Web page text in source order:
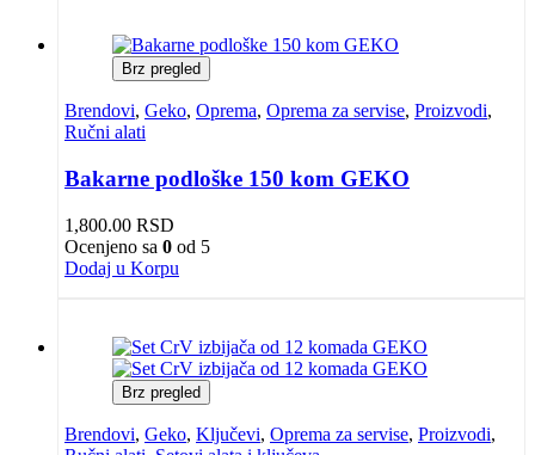
Brz pregled
Brendovi, Geko, Oprema, Oprema za servise, Proizvodi,
Ručni alati
Bakarne podloške 150 kom GEKO
1,800.00 RSD
Ocenjeno sa 0 od 5
Dodaj u Korpu
Brz pregled
Brendovi, Geko, Ključevi, Oprema za servise, Proizvodi,